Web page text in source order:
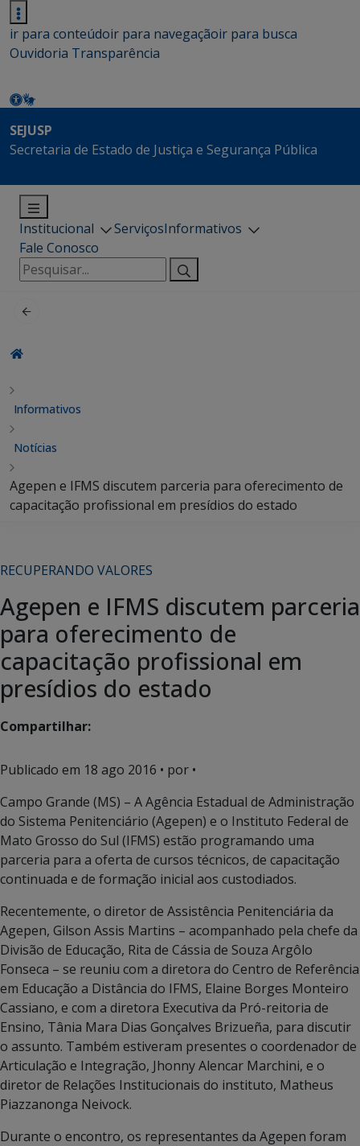
ir para conteúdoir para navegaçãoir para busca
Ouvidoria Transparência
SEJUSP
Secretaria de Estado de Justiça e Segurança Pública
Institucional ServiçosInformativos
Fale Conosco
Pesquisar
por:
Informativos
Notícias
Agepen e IFMS discutem parceria para oferecimento de
capacitação profissional em presídios do estado
RECUPERANDO VALORES
Agepen e IFMS discutem parceria
para oferecimento de
capacitação profissional em
presídios do estado
Compartilhar:
Publicado em 18 ago 2016 • por •
Campo Grande (MS) – A Agência Estadual de Administração
do Sistema Penitenciário (Agepen) e o Instituto Federal de
Mato Grosso do Sul (IFMS) estão programando uma
parceria para a oferta de cursos técnicos, de capacitação
continuada e de formação inicial aos custodiados.
Recentemente, o diretor de Assistência Penitenciária da
Agepen, Gilson Assis Martins – acompanhado pela chefe da
Divisão de Educação, Rita de Cássia de Souza Argôlo
Fonseca – se reuniu com a diretora do Centro de Referência
em Educação a Distância do IFMS, Elaine Borges Monteiro
Cassiano, e com a diretora Executiva da Pró-reitoria de
Ensino, Tânia Mara Dias Gonçalves Brizueña, para discutir
o assunto. Também estiveram presentes o coordenador de
Articulação e Integração, Jhonny Alencar Marchini, e o
diretor de Relações Institucionais do instituto, Matheus
Piazzanonga Neivock.
Durante o encontro, os representantes da Agepen foram